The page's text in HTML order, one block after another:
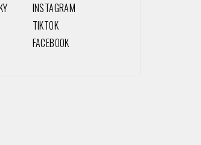
INSTAGRAM
TIKTOK
FACEBOOK